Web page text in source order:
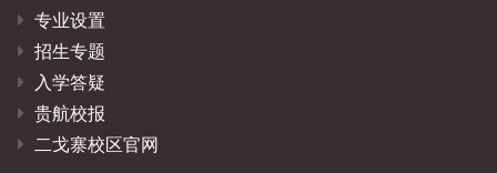
专业设置
招生专题
入学答疑
贵航校报
二戈寨校区官网